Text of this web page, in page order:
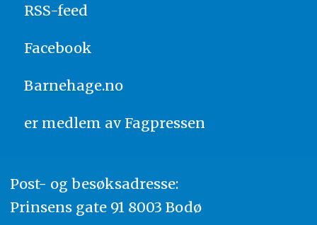
RSS-feed
Facebook
Barnehage.no
er medlem av Fagpressen
Post- og besøksadresse:
Prinsens gate 91 8003 Bodø